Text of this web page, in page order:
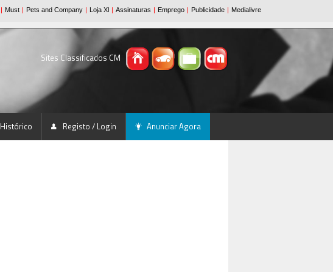
Sites Classificados CM
Histórico Registo / Login Anunciar Agora